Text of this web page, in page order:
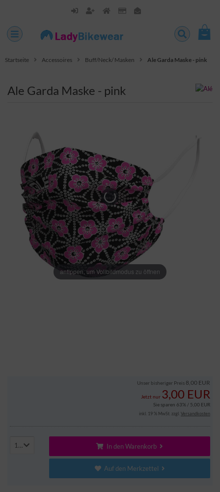
Startseite Accessoires Buff/Neck/ Masken Ale Garda Maske - pink
Ale Garda Maske - pink
antippen, um Vollbildmodus zu öffnen
Unser bisheriger Preis 8,00 EUR
Jetzt nur 3,00 EUR
Sie sparen 63% / 5,00 EUR
inkl. 19 % MwSt. zzgl. Versandkosten
1 In den Warenkorb
Auf den Merkzettel